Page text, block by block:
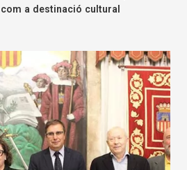
a destinació cultural